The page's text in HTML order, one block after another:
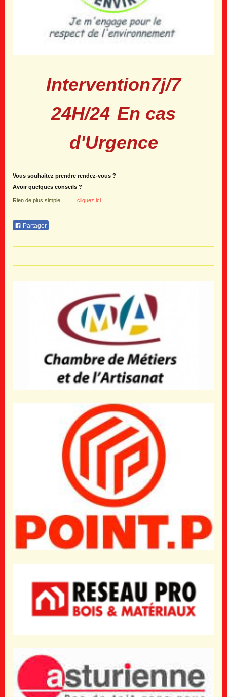
Intervention7j/7
24H/24 En cas
d'Urgence
Vous souhaitez prendre rendez-vous ?
Avoir quelques conseils ?
Rien de plus simple cliquez ici
Partager